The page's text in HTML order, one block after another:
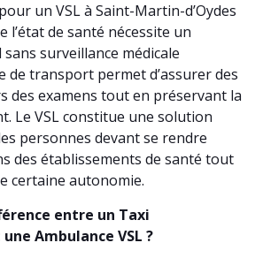
un VSL à Saint-Martin-d’Oydes
l’état de santé nécessite un
surveillance médicale
de transport permet d’assurer des
des examens tout en préservant la
Le VSL constitue une solution
personnes devant se rendre
des établissements de santé tout
certaine autonomie.
entre un Taxi
Ambulance VSL ?